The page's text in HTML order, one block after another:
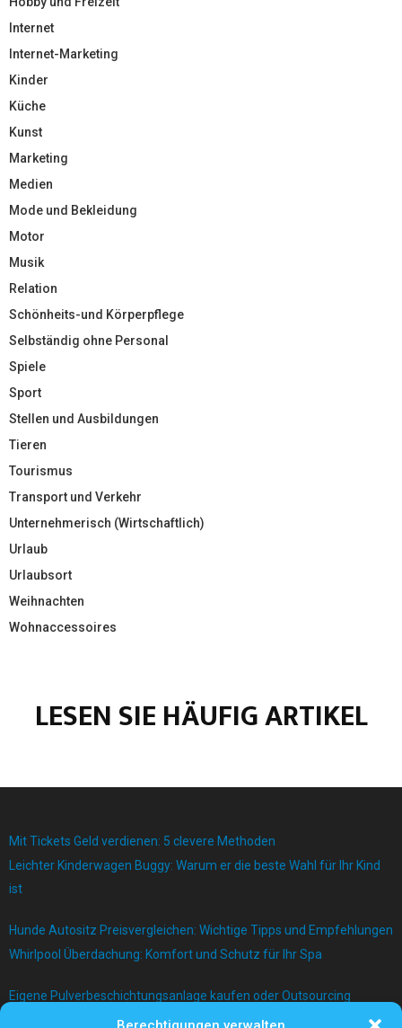
Internet
Internet-Marketing
Kinder
Küche
Kunst
Marketing
Medien
Mode und Bekleidung
Motor
Musik
Relation
Schönheits-und Körperpflege
Selbständig ohne Personal
Spiele
Sport
Stellen und Ausbildungen
Tieren
Tourismus
Transport und Verkehr
Unternehmerisch (Wirtschaftlich)
Urlaub
Urlaubsort
Weihnachten
Wohnaccessoires
LESEN SIE HÄUFIG ARTIKEL
Mit Tickets Geld verdienen: 5 clevere Methoden
Leichter Kinderwagen Buggy: Warum er die beste Wahl für Ihr Kind
ist
Hunde Autositz Preisvergleichen: Wichtige Tipps und Empfehlungen
Whirlpool Überdachung: Komfort und Schutz für Ihr Spa
Eigene Pulverbeschichtungsanlage kaufen oder Outsourcing